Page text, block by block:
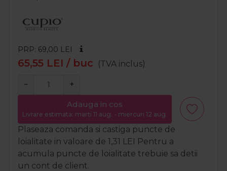
PRP: 69,00 LEI
65,55 LEI / buc (TVA inclus)
− +
Adauga in cos
Livrare estimata: marți 11 aug. - miercuri 12 aug.
Plaseaza comanda si castiga puncte de
loialitate in valoare de 1,31 LEI Pentru a
acumula puncte de loialitate trebuie sa detii
un cont de client.